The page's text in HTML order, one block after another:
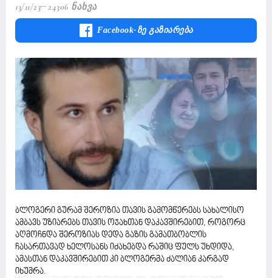
13/11/23 24306 Ნახვა
Facebook-Ზე Გაზიარება
ბლოგერი გურამ შეროზია თავის გამომწერებს სახალისო
ამბავს უზიარებს თავის ოჯახთან დაკავშირებით, როგორც
აღმოჩნდა შეროზიას დედა გაზის გამათბობლის
ჩასართავად ხელოსანს იძახებდა რაშიც ფულს უხდიდა,
ამასთან დაკავშირებით კი ბლოგერმა ძალიან კარგად
იხუმრა.